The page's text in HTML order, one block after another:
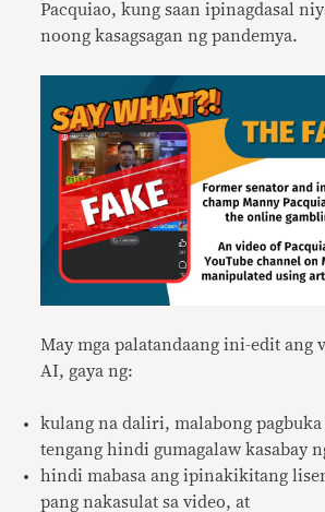
Pacquiao, kung saan ipinagdasal
noong kasagsagan ng pandemya.
May mga palatandaang ini-edit ang
AI, gaya ng:
kulang na daliri, malabong
tengang hindi gumagalaw kasabay
hindi mabasa ang ipinakikitang
pang nakasulat sa video, at